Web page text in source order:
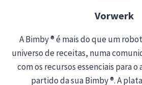
Vorwerk
A Bimby ® é mais do que um
universo de receitas, numa
com os recursos essenciais para
partido da sua Bimby ®. A